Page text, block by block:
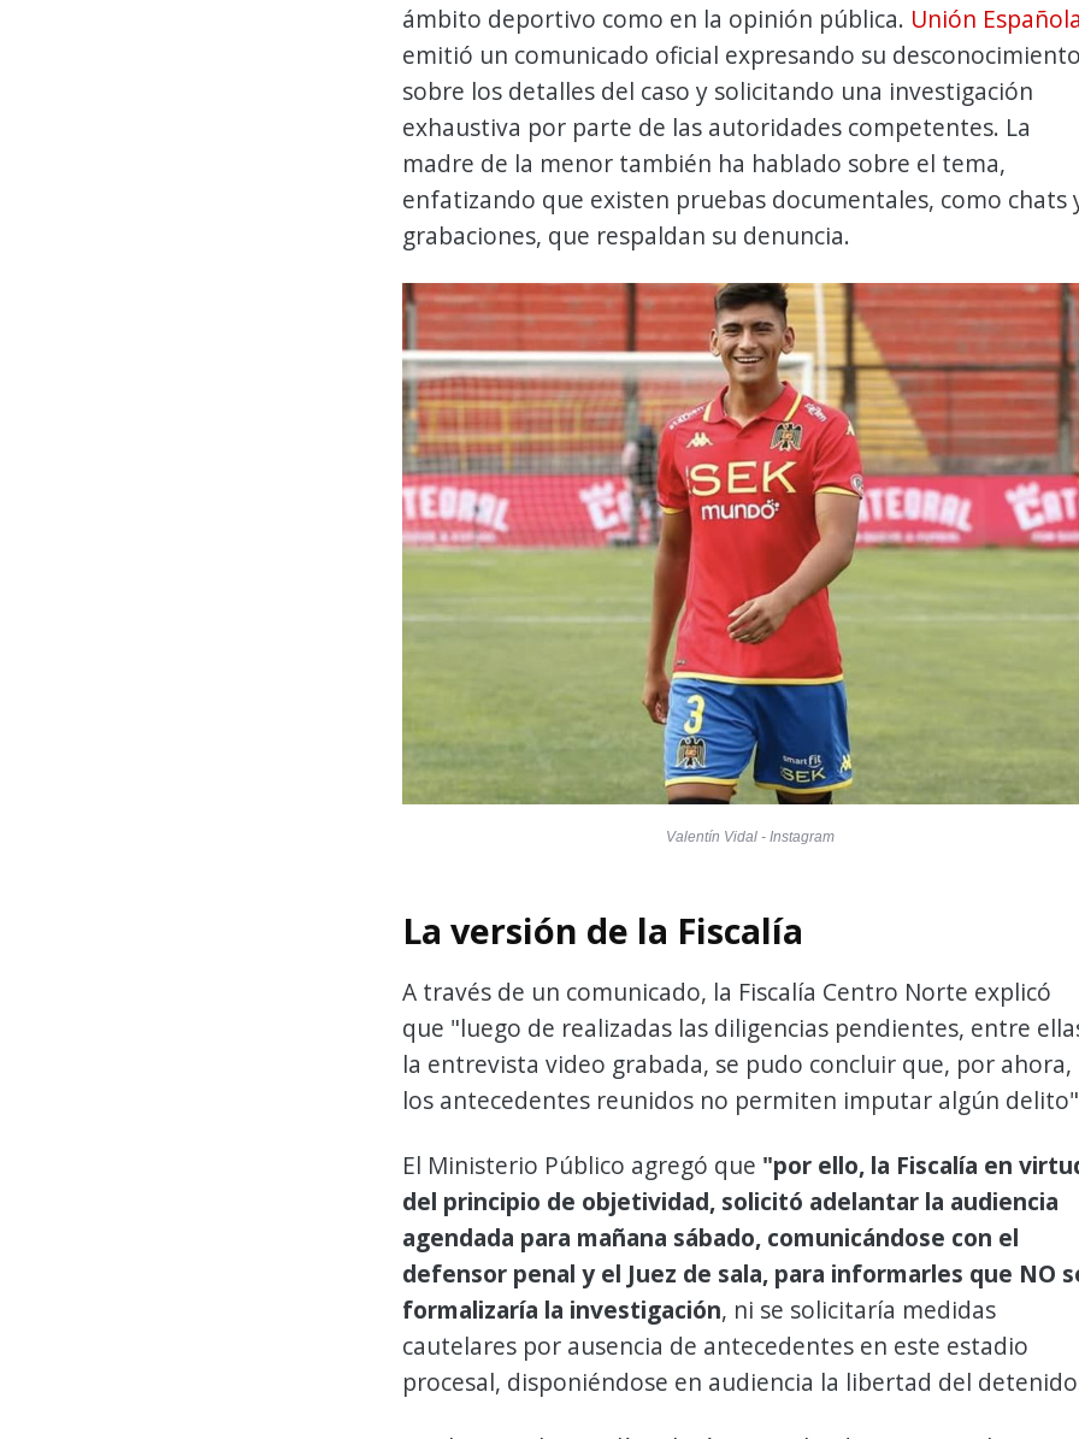
ámbito deportivo como en la opinión pública. Unión Española
emitió un comunicado oficial expresando su desconocimiento
sobre los detalles del caso y solicitando una investigación
exhaustiva por parte de las autoridades competentes. La
madre de la menor también ha hablado sobre el tema,
enfatizando que existen pruebas documentales, como chats
grabaciones, que respaldan su denuncia.
Valentín Vidal - Instagram
La versión de la Fiscalía
A través de un comunicado, la Fiscalía Centro Norte explicó
que "luego de realizadas las diligencias pendientes, entre
la entrevista video grabada, se pudo concluir que, por ahora,
los antecedentes reunidos no permiten imputar algún
El Ministerio Público agregó que "por ello, la Fiscalía en
del principio de objetividad, solicitó adelantar la audiencia
agendada para mañana sábado, comunicándose con el
defensor penal y el Juez de sala, para informarles que NO
formalizaría la investigación, ni se solicitaría medidas
cautelares por ausencia de antecedentes en este estadio
procesal, disponiéndose en audiencia la libertad del